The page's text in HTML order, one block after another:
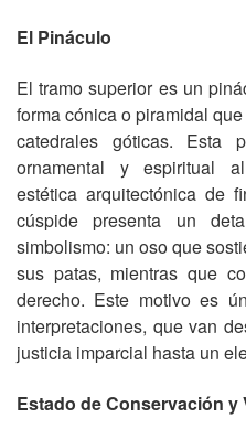
El Pináculo
El tramo superior es un
forma cónica o piramidal
catedrales góticas. Esta
ornamental y espiritual
estética arquitectónica de
cúspide presenta un
simbolismo: un oso que
sus patas, mientras que
derecho. Este motivo es
interpretaciones, que van
justicia imparcial hasta un
Estado de Conservación y